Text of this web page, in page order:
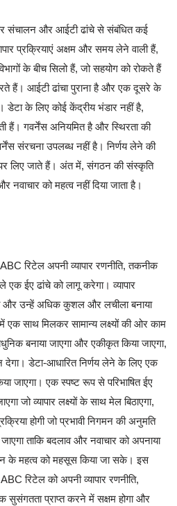
संचालन और आईटी ढांचे से संबंधित कई
प्रक्रियाएं अक्षम और समय लेने वाली हैं,
के बीच सिलो हैं, जो सहयोग को रोकते हैं
हैं। आईटी ढांचा पुराना है और एक दूसरे के
के लिए कोई केंद्रीय भंडार नहीं है,
हैं। गवर्नेंस अनियमित है और स्थिरता की
संरचना उपलब्ध नहीं है। निर्णय लेने की
लिए जाते हैं। अंत में, संगठन की संस्कृति
नवाचार को महत्व नहीं दिया जाता है।
रिटेल अपनी व्यापार रणनीति, तकनीक
ईए ढांचे को लागू करेगा। व्यापार
और उन्हें अधिक कुशल और लचीला बनाया
एक साथ मिलकर सामान्य लक्ष्यों की ओर काम
बनाया जाएगा और एकीकृत किया जाएगा,
देगा। डेटा-आधारित निर्णय लेने के लिए एक
जाएगा। एक स्पष्ट रूप से परिभाषित ईए
जो व्यापार लक्ष्यों के साथ मेल बिठाएगा,
होगी जो प्रभावी निगमन की अनुमति
ताकि बदलाव और नवाचार को अपनाया
के महत्व को महसूस किया जा सके। इस
रिटेल को अपनी व्यापार रणनीति,
प्राप्त करने में सक्षम होगा और